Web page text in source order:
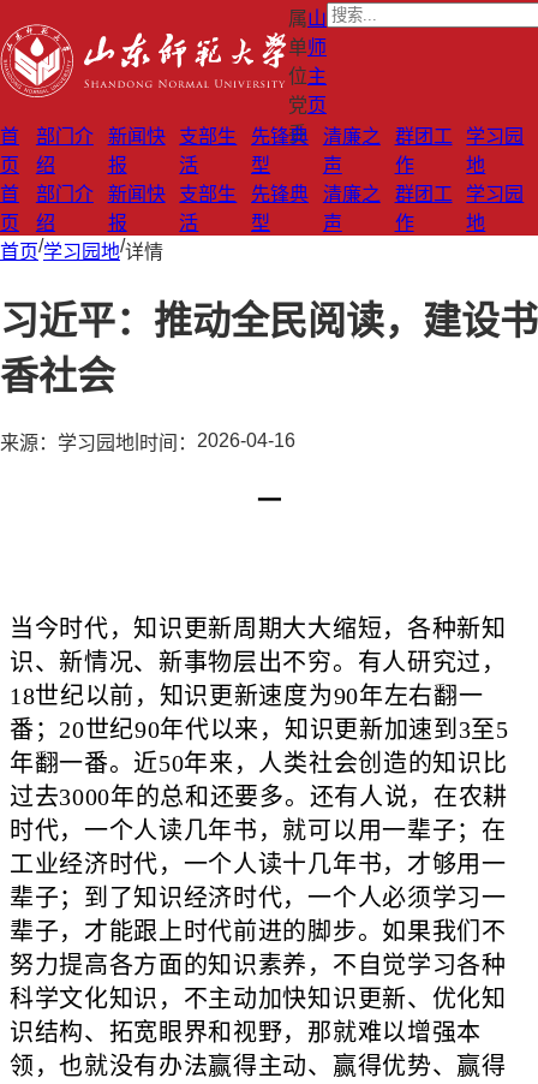
属
单
位
党
委
山
师
主
页
首
页
部门介
绍
新闻快
报
支部生
活
先锋典
型
清廉之
声
群团工
作
学习园
地
首
页
部门介
绍
新闻快
报
支部生
活
先锋典
型
清廉之
声
群团工
作
学习园
地
首页/学习园地/详情
习近平：推动全民阅读，建设书
香社会
来源： 学习园地 时间： 2026-04-16
一
当今时代，知识更新周期大大缩短，各种新知
识、新情况、新事物层出不穷。有人研究过，
18世纪以前，知识更新速度为90年左右翻一
番；20世纪90年代以来，知识更新加速到3至5
年翻一番。近50年来，人类社会创造的知识比
过去3000年的总和还要多。还有人说，在农耕
时代，一个人读几年书，就可以用一辈子；在
工业经济时代，一个人读十几年书，才够用一
辈子；到了知识经济时代，一个人必须学习一
辈子，才能跟上时代前进的脚步。如果我们不
努力提高各方面的知识素养，不自觉学习各种
科学文化知识，不主动加快知识更新、优化知
识结构、拓宽眼界和视野，那就难以增强本
领，也就没有办法赢得主动、赢得优势、赢得